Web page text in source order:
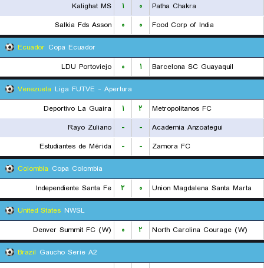
Kalighat MS
۱ ۰
Patha Chakra
Salkia Fds Asson
۰ ۰
Food Corp of India
Ecuador Copa Ecuador
LDU Portoviejo
۰ ۱
Barcelona SC Guayaquil
Venezuela Liga FUTVE - Apertura
Deportivo La Guaira
۱ ۲
Metropolitanos FC
Rayo Zuliano
- -
Academia Anzoategui
Estudiantes de Mérida
- -
Zamora FC
Colombia Copa Colombia
Independiente Santa Fe
۲ ۰
Union Magdalena Santa Marta
United States NWSL
Denver Summit FC (W)
۰ ۲
North Carolina Courage (W)
Brazil Gaucho Serie A2